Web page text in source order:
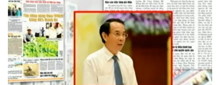
VTV Money VTV Thể thao
VTV Sức khoẻ Bất động sản
Thị trường 24h Tấm lòng Việt